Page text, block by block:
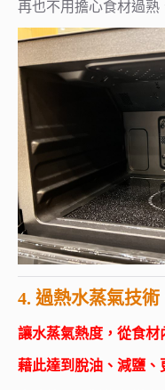
再也不用擔心食材過熟
4. 過熱水蒸氣技
讓水蒸氣熱度，從食材
藉此達到脫油、減鹽、